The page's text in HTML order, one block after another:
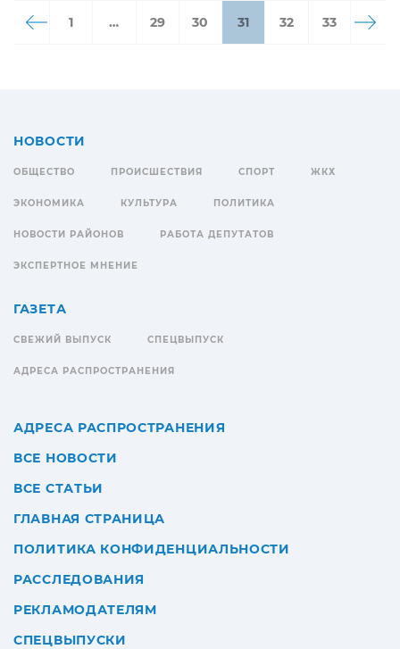
1 … 29 30 31 32 33
НОВОСТИ
ОБЩЕСТВО ПРОИСШЕСТВИЯ СПОРТ ЖКХ
ЭКОНОМИКА КУЛЬТУРА ПОЛИТИКА
НОВОСТИ РАЙОНОВ РАБОТА ДЕПУТАТОВ
ЭКСПЕРТНОЕ МНЕНИЕ
ГАЗЕТА
СВЕЖИЙ ВЫПУСК СПЕЦВЫПУСК
АДРЕСА РАСПРОСТРАНЕНИЯ
АДРЕСА РАСПРОСТРАНЕНИЯ
ВСЕ НОВОСТИ
ВСЕ СТАТЬИ
ГЛАВНАЯ СТРАНИЦА
ПОЛИТИКА КОНФИДЕНЦИАЛЬНОСТИ
РАССЛЕДОВАНИЯ
РЕКЛАМОДАТЕЛЯМ
СПЕЦВЫПУСКИ